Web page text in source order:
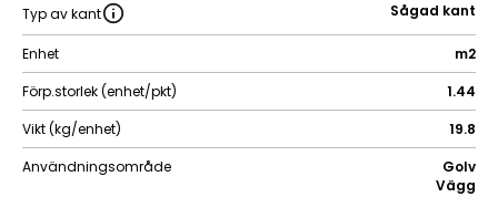
Typ av kant Sågad kant
Enhet
m2
Förp.storlek (enhet/pkt)
1.44
Vikt (kg/enhet)
19.8
Användningsområde
Golv
Vägg